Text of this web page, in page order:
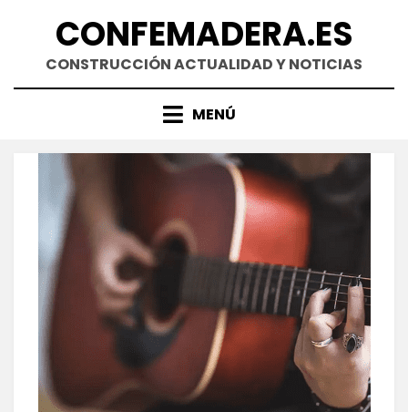
contenidoCONFEMADERA.ES
CONSTRUCCIÓN ACTUALIDAD Y NOTICIAS
MENÚ